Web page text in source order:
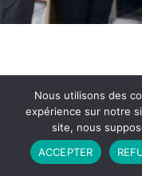
Partenariat
Copyright © 2026 -
Nous utilisons des
expérience sur notre
site, nous
ACCEPTER